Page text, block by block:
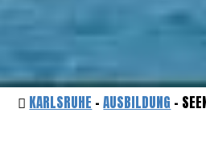
KARLSRUHE -AUSBILDUNG -